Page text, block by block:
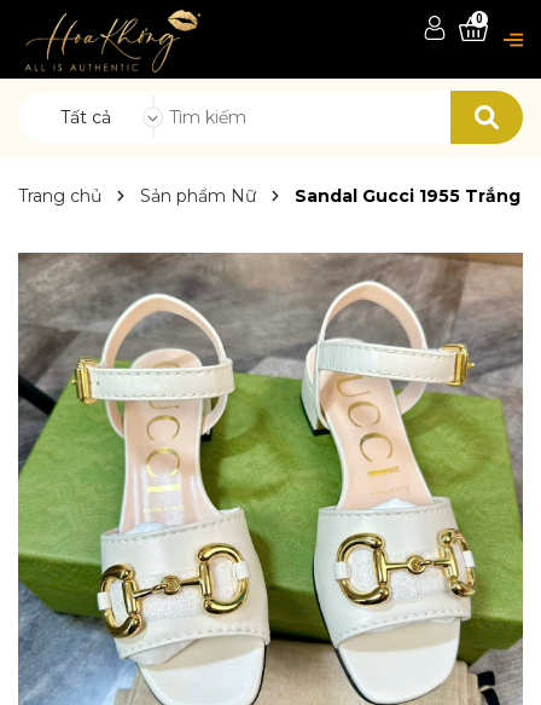
Tất cả
0
Trang chủ Sản phẩm Nữ Sandal Gucci 1955 Trắng